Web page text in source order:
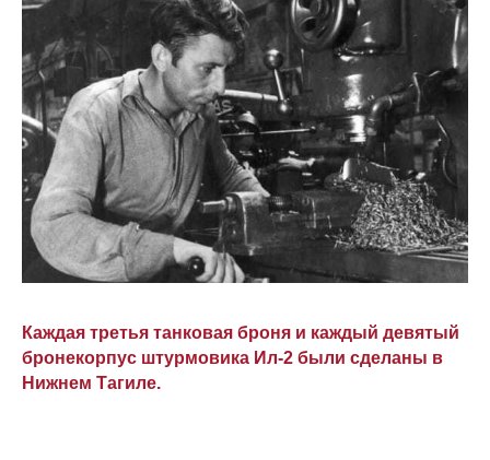
Каждая третья танковая броня и каждый девятый
бронекорпус штурмовика Ил-2 были сделаны в
Нижнем Тагиле.